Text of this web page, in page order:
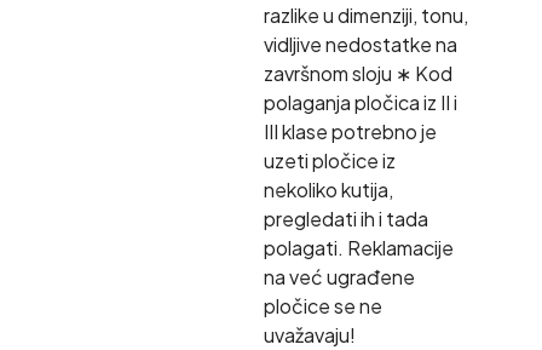
razlike u dimenziji, tonu,
vidljive nedostatke na
završnom sloju ∗ Kod
polaganja pločica iz II i
III klase potrebno je
uzeti pločice iz
nekoliko kutija,
pregledati ih i tada
polagati. Reklamacije
na već ugrađene
pločice se ne
uvažavaju!